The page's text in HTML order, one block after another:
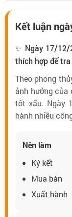
Kết luận
✨ Ngày 17/
thích hợp để
Theo phong
ảnh hưởng của
tốt xấu. Ngày
hành nhiều
Nên làm
Ký kết
Mua bán
Xuất hành